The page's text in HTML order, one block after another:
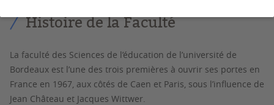
Histoire de la Faculté
La faculté des Sciences de l’éducation de l’université de
Bordeaux est l’une des trois premières à ouvrir ses portes en
France en 1967, aux côtés de Caen et Paris, sous l’influence de
Jean Château et Jacques Wittwer.